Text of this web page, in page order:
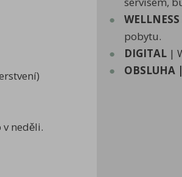
neděli.
pobytu.
DIGITAL |
OBSLUHA |